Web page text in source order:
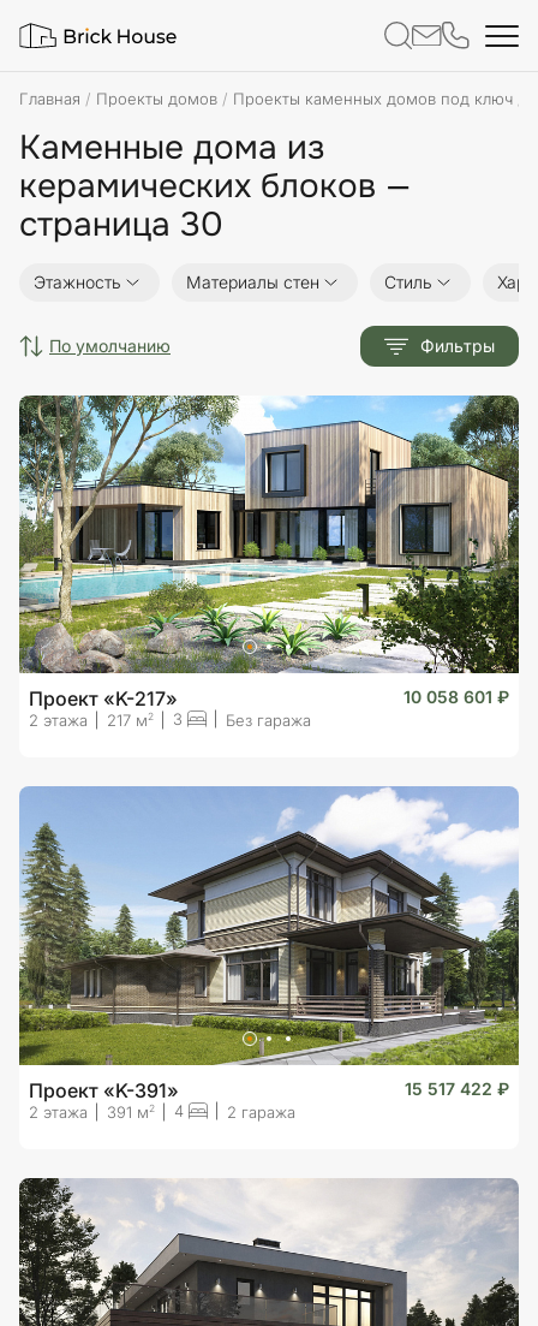
Главная Проекты домов Проекты каменных домов под ключ
Каменные дома из
керамических блоков —
страница 30
Этажность Материалы стен Стиль
по умолчанию Фильтры
Проект «K-217» 10 058 601 ₽
2 этажа 217 м2 3 Без гаража
Проект «K-391» 15 517 422 ₽
2 этажа 391 м 2 4 2 гаража